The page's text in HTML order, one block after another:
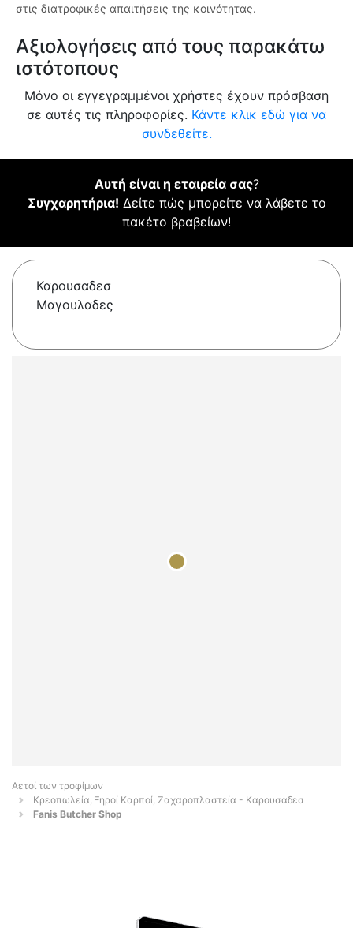
στις διατροφικές απαιτήσεις της κοινότητας.
Αξιολογήσεις από τους παρακάτω
ιστότοπους
Μόνο οι εγγεγραμμένοι χρήστες έχουν πρόσβαση
σε αυτές τις πληροφορίες. Κάντε κλικ εδώ για να
συνδεθείτε.
Αυτή είναι η εταιρεία σας?
Συγχαρητήρια! Δείτε πώς μπορείτε να λάβετε το
πακέτο βραβείων!
Καρουσαδεσ
Μαγουλαδες
Αετοί των τροφίμων
Κρεοπωλεία, Ξηροί Καρποί, Ζαχαροπλαστεία - Καρουσαδεσ
Fanis Butcher Shop